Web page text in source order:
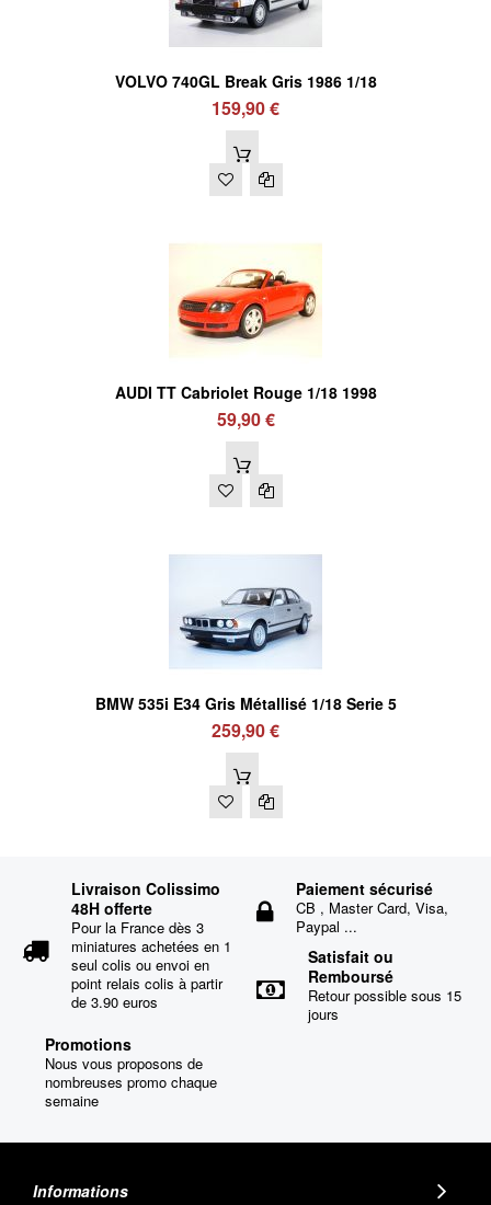
VOLVO 740GL Break Gris 1986 1/18
159,90 €
AUDI TT Cabriolet Rouge 1/18 1998
59,90 €
BMW 535i E34 Gris Métallisé 1/18 Serie 5
259,90 €
Livraison Colissimo
48H offerte
Pour la France dès 3
miniatures achetées en 1
seul colis ou envoi en
point relais colis à partir
de 3.90 euros
Paiement sécurisé
CB , Master Card, Visa,
Paypal ...
Satisfait ou
Remboursé
Retour possible sous 15
jours
Promotions
Nous vous proposons de
nombreuses promo chaque
semaine
Informations